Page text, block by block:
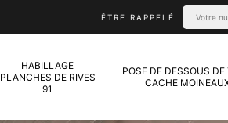
ÊTRE RAPPELÉ
HABILLAGE
PLANCHES DE RIVES
91
POSE DE DESSOUS
CACHE